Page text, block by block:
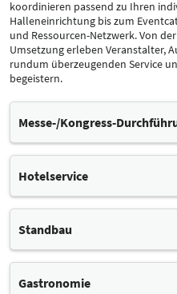
koordinieren passend zu Ihren
Halleneinrichtung bis zum
und Ressourcen-Netzwerk. Von
Umsetzung erleben Veranstalter,
rundum überzeugenden Service
begeistern.
Messe-/Kongress-
Die Leipziger Messe veranstaltet
Messen und Kongressformate
Deutschland und weltweit. Als
all unseren Leistungen rund um
Leistungen (Auszug)
Durchführung von Messen
Teilen, in Deutschland
individuelle, auf Sie
Hotelservice
Die Leipziger Messe unterstützt
Planung ihres Aufenthaltes in
Vermittlung passender
Partnerhotels vermittelt die
Vorzugsbedingungen, sowohl für
Standbau
Gastronomie